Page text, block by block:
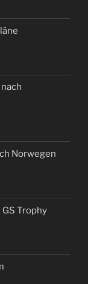
Norwegen
Trophy